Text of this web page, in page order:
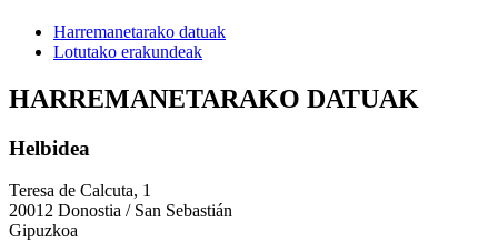
Harremanetarako datuak
Lotutako erakundeak
HARREMANETARAKO DATUAK
Helbidea
Teresa de Calcuta, 1
20012 Donostia / San Sebastián
Gipuzkoa